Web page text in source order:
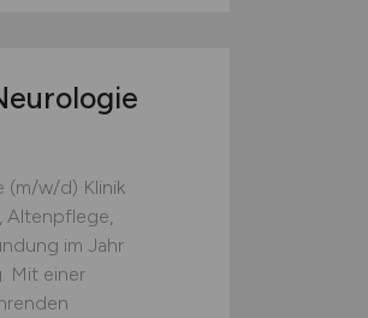
(m/w/d) Klinik
Altenpflege,
im Jahr
Mit einer